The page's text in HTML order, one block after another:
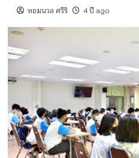
หอมนวล ศรีริ 4 ปี ago